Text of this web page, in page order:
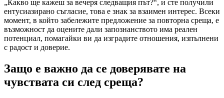
„Какво ще кажеш за вечеря следващия път?“, и сте получили
ентусиазирано съгласие, това е знак за взаимен интерес. Всеки
момент, в който забележите предложение за повторна среща, е
възможност да оцените дали запознанството има реален
потенциал, помагайки ви да изградите отношения, изпълнени
с радост и доверие.
Защо е важно да се доверявате на
чувствата си след среща?